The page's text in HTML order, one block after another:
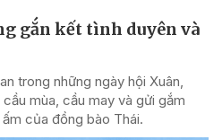
gắn kết tình duyên và
trong những ngày hội Xuân,
mùa, cầu may và gửi gắm
của đồng bào Thái.